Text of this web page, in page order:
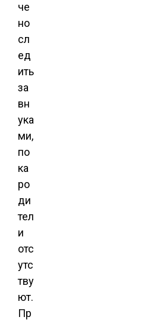
че
но
сл
ед
ить
за
вн
ука
ми,
по
ка
ро
ди
тел
и
отс
утс
тву
ют.
Пр